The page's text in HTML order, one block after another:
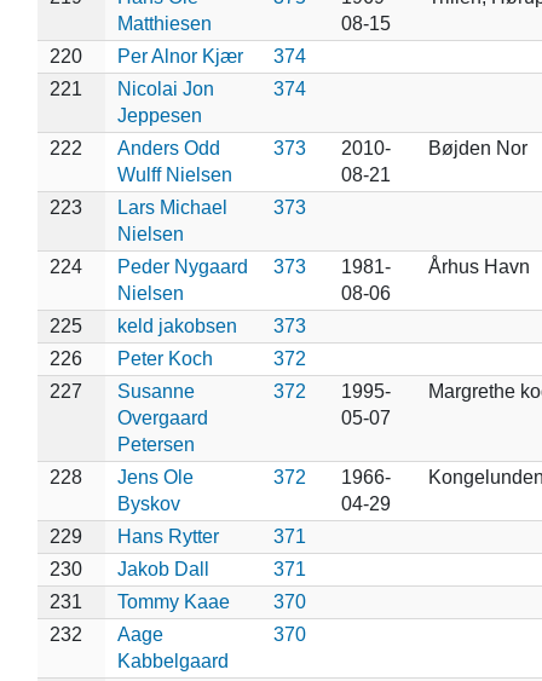
Matthiesen
08-15
220 Per Alnor Kjær
374
221
Nicolai Jon
Jeppesen
374
222
Anders Odd
Wulff Nielsen
373
2010-
08-21
Bøjden Nor
223
Lars Michael
Nielsen
373
224
Peder Nygaard
Nielsen
373
1981-
08-06
Århus Havn
225 keld jakobsen
373
226
Peter Koch
372
227
Susanne
Overgaard
Petersen
372
1995-
05-07
Margrethe
228
Jens Ole
Byskov
372
1966-
04-29
229 Hans Rytter
371
230
Jakob Dall
371
231
Tommy Kaae
370
232
Aage
Kabbelgaard
370